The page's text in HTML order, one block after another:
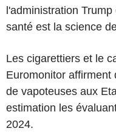
l'administration
santé est la science
Les cigarettiers et le
Euromonitor affirment
de vapoteuses aux
estimation les
2024.